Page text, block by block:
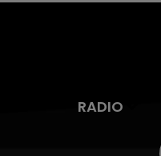
RADIO